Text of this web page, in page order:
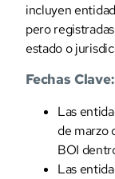
incluyen
pero
estado o
Fechas Clave:
Las
de marzo
BOI
Las